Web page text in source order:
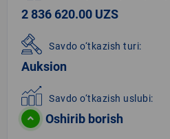
2 836 620.00 UZS
Savdo o‘tkazish turi:
Auksion
Savdo o‘tkazish uslubi:
Oshirib borish